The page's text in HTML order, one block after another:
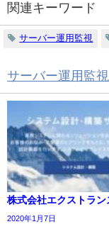
関連キーワード
サーバー運用監視
サーバー運用監
株式会社エクストラン
2020年1月7日